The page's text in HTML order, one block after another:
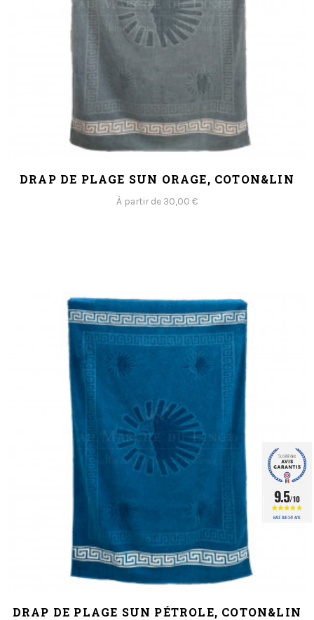
DRAP DE PLAGE SUN ORAGE, COTON&LIN
À partir de 30,00 €
DRAP DE PLAGE SUN PÉTROLE, COTON&LIN
9.5/10
BASÉ SUR 347 AVIS